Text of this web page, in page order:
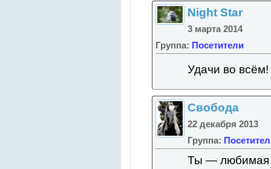
Night Star
3 марта 2014
Группа: Посетители
Удачи во всём!
Свобода
22 декабря 2013
Группа:
Ты — любимая